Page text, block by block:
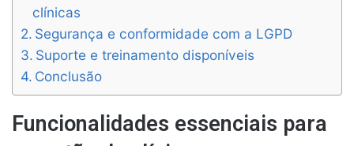
clínicas
Segurança e conformidade com a LGPD
Suporte e treinamento disponíveis
Conclusão
Funcionalidades essenciais para